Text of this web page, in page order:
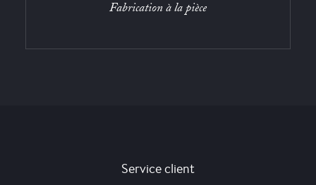
Fabrication à la pièce
Service client